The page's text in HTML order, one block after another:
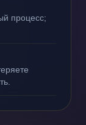
процесс;